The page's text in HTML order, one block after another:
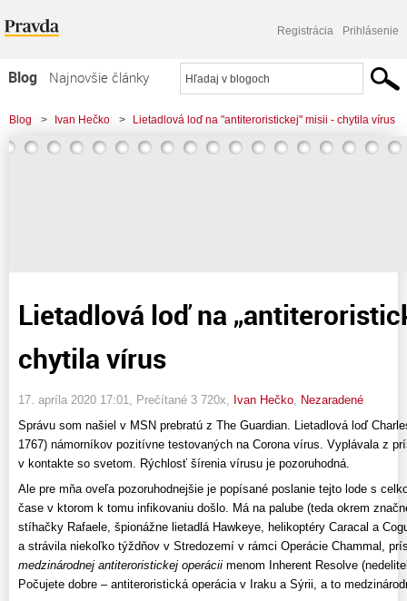
Registrácia Prihlásenie
Blog
Najnovšie články
Najčítanejšie články
Najkomentovanejšie články
Blog > Ivan Hečko > Lietadlová loď na "antiteroristickej" misii - chytila vírus
Lietadlová loď na
chytila vírus
17. apríla 2020 17:01 , Prečítané 3 720x, Ivan Hečko Nezaradené
Správu som našiel v MSN prebratú z The Guardian. Lietadlová loď
1767) námorníkov pozitívne testovaných na Corona vírus. Vyplávala z
v kontakte so svetom. Rýchlosť šírenia vírusu je pozoruhodná.
Ale pre mňa oveľa pozoruhodnejšie je popísané poslanie tejto lode s
čase v ktorom k tomu infikovaniu došlo. Má na palube (teda okrem
stíhačky Rafaele, špionážne lietadlá Hawkeye, helikoptéry Caracal a
a strávila niekoľko týždňov v Stredozemí v rámci Operácie Chammal,
medzinárodnej antiteroristickej operácii menom Inherent Resolve
Počujete dobre – antiteroristická operácia v Iraku a Sýrii, a to